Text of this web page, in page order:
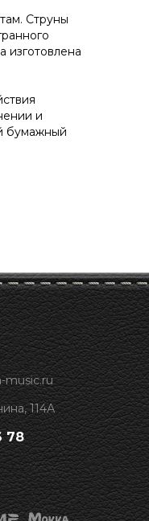
Струны
изготовлена
и
бумажный
music.ru
114А
78